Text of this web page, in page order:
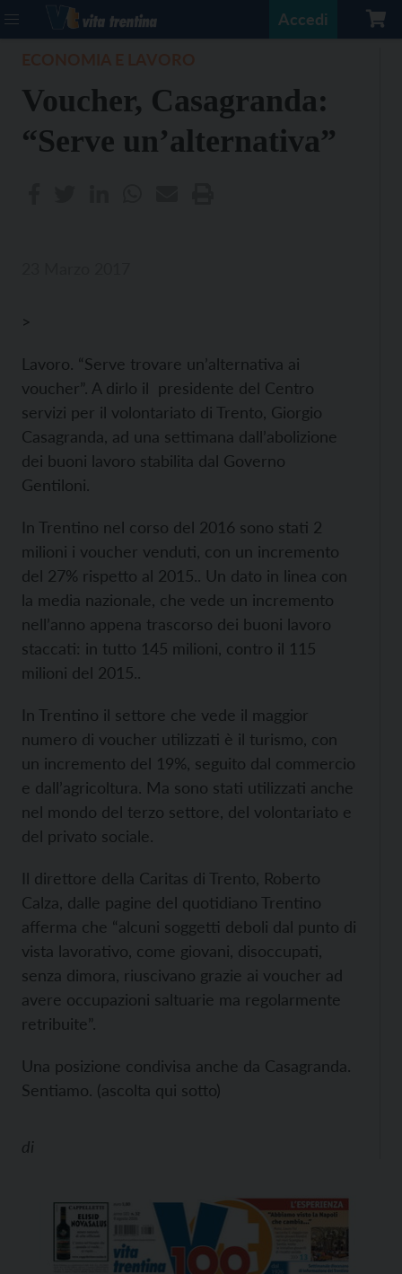
Accedi
Voucher, Casagranda:
“Serve un’alternativa”
>
Lavoro. “Serve trovare un’alternativa ai
voucher”. A dirlo il presidente del Centro
servizi per il volontariato di Trento, Giorgio
Casagranda, ad una settimana dall’abolizione
dei buoni lavoro stabilita dal Governo
Gentiloni.
In Trentino nel corso del 2016 sono stati 2
milioni i voucher venduti, con un incremento
del 27% rispetto al 2015.. Un dato in linea con
la media nazionale, che vede un incremento
nell’anno appena trascorso dei buoni lavoro
staccati: in tutto 145 milioni, contro il 115
milioni del 2015..
In Trentino il settore che vede il maggior
numero di voucher utilizzati è il turismo, con
un incremento del 19%, seguito dal commercio
e dall’agricoltura. Ma sono stati utilizzati anche
nel mondo del terzo settore, del volontariato e
del privato sociale.
Il direttore della Caritas di Trento, Roberto
Calza, dalle pagine del quotidiano Trentino
afferma che “alcuni soggetti deboli dal punto di
vista lavorativo, come giovani, disoccupati,
senza dimora, riuscivano grazie ai voucher ad
avere occupazioni saltuarie ma regolarmente
retribuite”.
Una posizione condivisa anche da Casagranda.
Sentiamo. (ascolta qui sotto)
di